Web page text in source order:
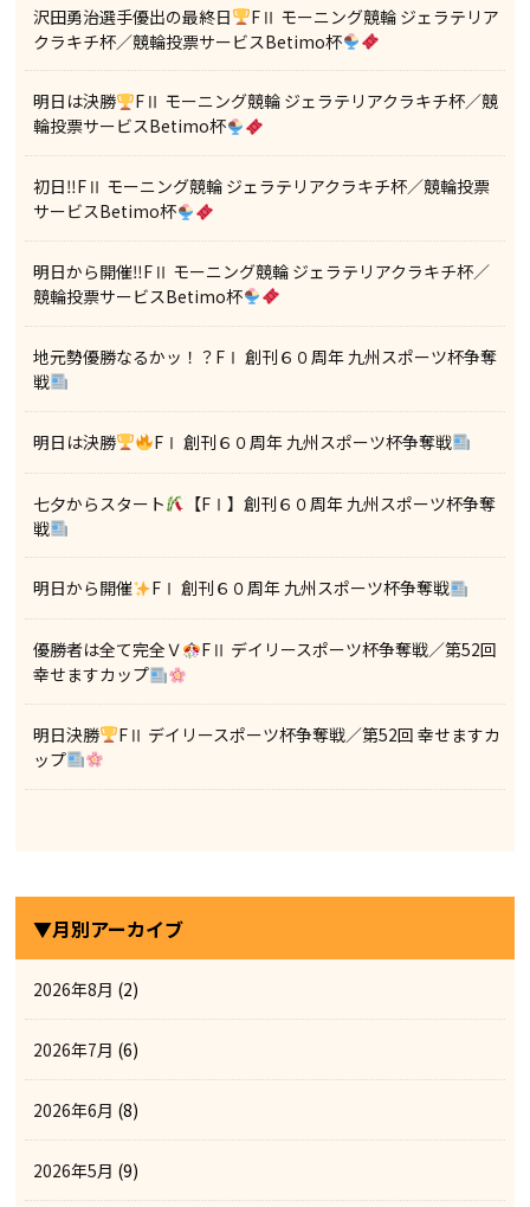
沢田勇治選手優出の最終日
FⅡ モーニング競輪 ジェラテリア
クラキチ杯／競輪投票サービスBetimo杯
明日は決勝
FⅡ モーニング競輪 ジェラテリアクラキチ杯／競
輪投票サービスBetimo杯
初日‼FⅡ モーニング競輪 ジェラテリアクラキチ杯／競輪投票
サービスBetimo杯
明日から開催‼FⅡ モーニング競輪 ジェラテリアクラキチ杯／
競輪投票サービスBetimo杯
地元勢優勝なるかッ！？FⅠ 創刊６０周年 九州スポーツ杯争奪
戦
明日は決勝 FⅠ 創刊６０周年 九州スポーツ杯争奪戦
七夕からスタート
【FⅠ】創刊６０周年 九州スポーツ杯争奪
戦
明日から開催 FⅠ 創刊６０周年 九州スポーツ杯争奪戦
優勝者は全て完全Ｖ
FⅡ デイリースポーツ杯争奪戦／第52回
幸せますカップ
明日決勝
FⅡ デイリースポーツ杯争奪戦／第52回 幸せますカ
ップ
▼月別アーカイブ
2026年8月 (2)
2026年7月 (6)
2026年6月 (8)
2026年5月 (9)